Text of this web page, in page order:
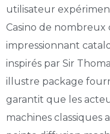
utilisateur
Casino de nombreux
impressionnant
inspirés par Sir
illustre package
garantit que les
machines classiques